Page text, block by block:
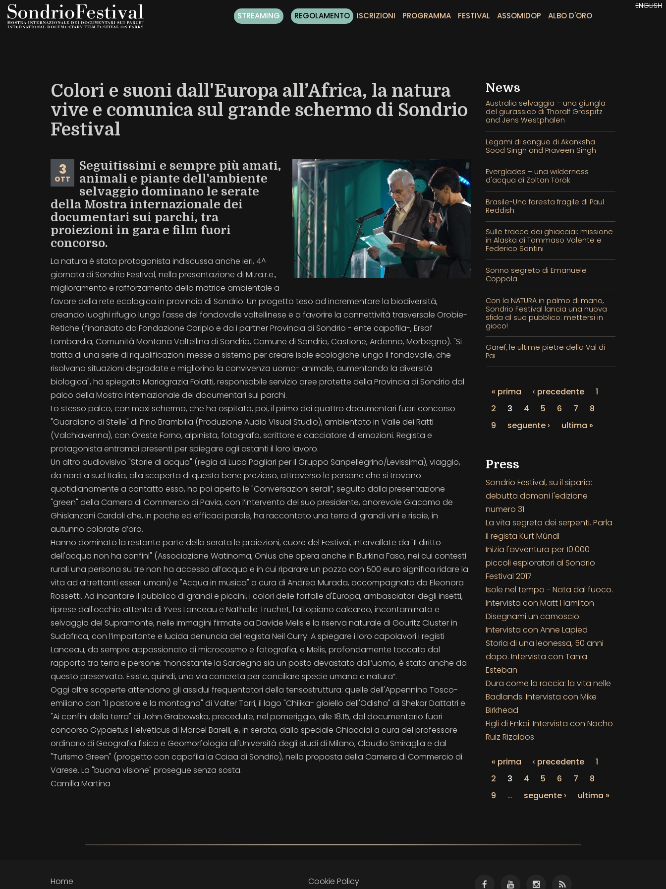
Salta
STREAMING REGOLAMENTO ISCRIZIONI PROGRAMMA FESTIVAL ASSOMIDOP ALBO D'ORO
ENGLISH
Colori e suoni dall'Europa all’Africa, la natura
vive e comunica sul grande schermo di Sondrio
Festival
3
OTT
Seguitissimi e sempre più amati,
animali e piante dell'ambiente
selvaggio dominano le serate
della Mostra internazionale dei
documentari sui parchi, tra
proiezioni in gara e film fuori
concorso.
La natura è stata protagonista indiscussa anche ieri, 4^
giornata di Sondrio Festival, nella presentazione di Mi.ra.r.e.,
miglioramento e rafforzamento della matrice ambientale a
favore della rete ecologica in provincia di Sondrio. Un progetto teso ad incrementare la biodiversità,
creando luoghi rifugio lungo l'asse del fondovalle valtellinese e a favorire la connettività trasversale Orobie-
Retiche (finanziato da Fondazione Cariplo e da i partner Provincia di Sondrio - ente capofila-, Ersaf
Lombardia, Comunità Montana Valtellina di Sondrio, Comune di Sondrio, Castione, Ardenno, Morbegno). "Si
tratta di una serie di riqualificazioni messe a sistema per creare isole ecologiche lungo il fondovalle, che
risolvano situazioni degradate e migliorino la convivenza uomo- animale, aumentando la diversità
biologica", ha spiegato Mariagrazia Folatti, responsabile servizio aree protette della Provincia di Sondrio dal
palco della Mostra internazionale dei documentari sui parchi.
Lo stesso palco, con maxi schermo, che ha ospitato, poi, il primo dei quattro documentari fuori concorso
"Guardiano di Stelle" di Pino Brambilla (Produzione Audio Visual Studio), ambientato in Valle dei Ratti
(Valchiavenna), con Oreste Forno, alpinista, fotografo, scrittore e cacciatore di emozioni. Regista e
protagonista entrambi presenti per spiegare agli astanti il loro lavoro.
Un altro audiovisivo "Storie di acqua" (regia di Luca Pagliari per il Gruppo Sanpellegrino/Levissima), viaggio,
da nord a sud Italia, alla scoperta di questo bene prezioso, attraverso le persone che si trovano
quotidianamente a contatto esso, ha poi aperto le "Conversazioni serali”, seguito dalla presentazione
"green" della Camera di Commercio di Pavia, con l’intervento del suo presidente, onorevole Giacomo de
Ghislanzoni Cardoli che, in poche ed efficaci parole, ha raccontato una terra di grandi vini e risaie, in
autunno colorate d’oro.
Hanno dominato la restante parte della serata le proiezioni, cuore del Festival, intervallate da "Il diritto
dell'acqua non ha confini" (Associazione Watinoma, Onlus che opera anche in Burkina Faso, nei cui contesti
rurali una persona su tre non ha accesso all’acqua e in cui riparare un pozzo con 500 euro significa ridare la
vita ad altrettanti esseri umani) e "Acqua in musica" a cura di Andrea Murada, accompagnato da Eleonora
Rossetti. Ad incantare il pubblico di grandi e piccini, i colori delle farfalle d'Europa, ambasciatori degli insetti,
riprese dall'occhio attento di Yves Lanceau e Nathalie Truchet, l'altopiano calcareo, incontaminato e
selvaggio del Supramonte, nelle immagini firmate da Davide Melis e la riserva naturale di Gouritz Cluster in
Sudafrica, con l’importante e lucida denuncia del regista Neil Curry. A spiegare i loro capolavori i registi
Lanceau, da sempre appassionato di microcosmo e fotografia, e Melis, profondamente toccato dal
rapporto tra terra e persone: “nonostante la Sardegna sia un posto devastato dall’uomo, è stato anche da
questo preservato. Esiste, quindi, una via concreta per conciliare specie umana e natura”.
Oggi altre scoperte attendono gli assidui frequentatori della tensostruttura: quelle dell'Appennino Tosco-
emiliano con "Il pastore e la montagna" di Valter Torri, il lago "Chilika- gioiello dell'Odisha" di Shekar Dattatri e
"Ai confini della terra" di John Grabowska, precedute, nel pomeriggio, alle 18.15, dal documentario fuori
concorso Gypaetus Helveticus di Marcel Barelli, e, in serata, dallo speciale Ghiacciai a cura del professore
ordinario di Geografia fisica e Geomorfologia all'Università degli studi di Milano, Claudio Smiraglia e dal
"Turismo Green" (progetto con capofila la Cciaa di Sondrio), nella proposta della Camera di Commercio di
Varese. La "buona visione" prosegue senza sosta.
Camilla Martina
News
Australia selvaggia – una giungla
del giurassico di Thoralf Grospitz
and Jens Westphalen
Legami di sangue di Akanksha
Sood Singh and Praveen Singh
Everglades – una wilderness
d'acqua di Zoltan Török
Brasile-Una foresta fragile di Paul
Reddish
Sulle tracce dei ghiacciai: missione
in Alaska di Tommaso Valente e
Federico Santini
Sonno segreto di Emanuele
Coppola
Con la NATURA in palmo di mano,
Sondrio Festival lancia una nuova
sfida al suo pubblico: mettersi in
gioco!
Garef, le ultime pietre della Val di
Pai
« prima ‹ precedente
1
2
3 4 5 6 7
8
9
seguente › ultima »
Press
Sondrio Festival, su il sipario:
debutta domani l'edizione
numero 31
La vita segreta dei serpenti. Parla
il regista Kurt Mündl
Inizia l'avventura per 10.000
piccoli esploratori al Sondrio
Festival 2017
Isole nel tempo - Nata dal fuoco.
Intervista con Matt Hamilton
Disegnami un camoscio.
Intervista con Anne Lapied
Storia di una leonessa, 50 anni
dopo. Intervista con Tania
Esteban
Dura come la roccia: la vita nelle
Badlands. Intervista con Mike
Birkhead
Figli di Enkai. Intervista con Nacho
Ruiz Rizaldos
« prima ‹ precedente
1
2
3 4 5 6 7
8
9
… seguente › ultima »
Home
Cookie Policy